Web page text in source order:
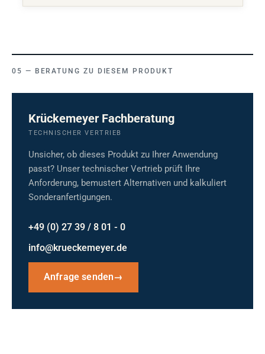
BERATUNG ZU DIESEM PRODUKT
Krückemeyer Fachberatung
TECHNISCHER VERTRIEB
Unsicher, ob dieses Produkt zu Ihrer Anwendung
passt? Unser technischer Vertrieb prüft Ihre
Anforderung, bemustert Alternativen und kalkuliert
Sonderanfertigungen.
+49 (0) 27 39 / 8 01 - 0
info@krueckemeyer.de
Anfrage senden→